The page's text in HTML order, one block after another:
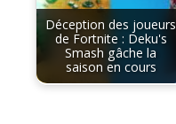
Déception des joueurs
de Fortnite : Deku's
Smash gâche la
saison en cours